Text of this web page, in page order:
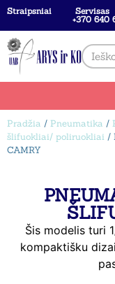
Straipsniai Servisas
+370 640
Pradžia / Pneumatika /
šlifuokliai/ poliruokliai /
CAMRY
Šis modelis turi
kompaktišku